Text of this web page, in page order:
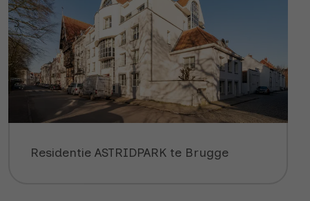
Residentie ASTRIDPARK te Brugge